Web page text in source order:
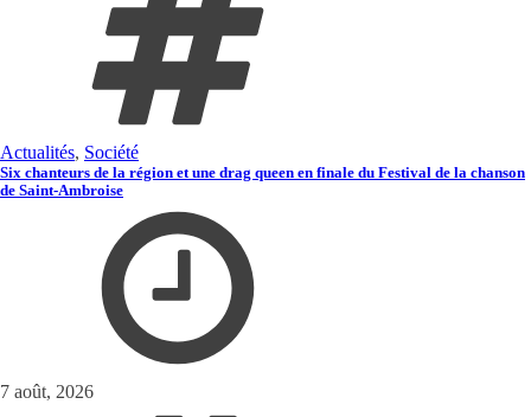
Actualités, Société
Six chanteurs de la région et une drag queen en finale du Festival de la chanson
de Saint-Ambroise
7 août, 2026